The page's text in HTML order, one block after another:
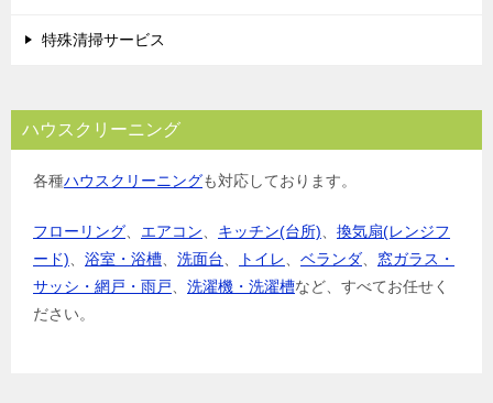
特殊清掃サービス
ハウスクリーニング
各種ハウスクリーニングも対応しております。
フローリング、 エアコン、 キッチン(台所)、 換気扇(レンジフ
ード)、 浴室・浴槽、 洗面台、 トイレ、 ベランダ、 窓ガラス・
サッシ・網戸・雨戸、 洗濯機・洗濯槽など、すべてお任せく
ださい。